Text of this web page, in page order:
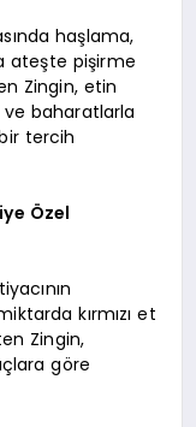
haşlama,
ateşte pişirme
Zingin, etin
baharatlarla
tercih
Özel
kırmızı et
Zingin,
göre